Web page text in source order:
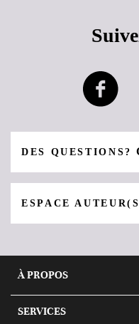
DES QUESTIONS?
ESPACE
À PROPOS
SERVICES